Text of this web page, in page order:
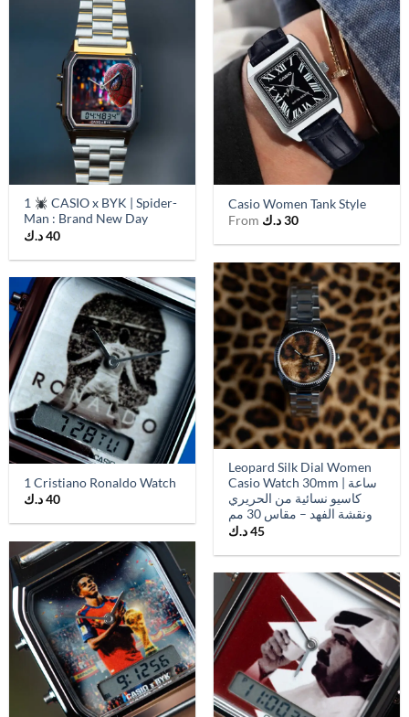
1
CASIO x BYK | Spider-
Man : Brand New Day
40د.ك
Casio Women Tank Style
From
30د.ك
Leopard Silk Dial Women
Casio Watch 30mm | ساعة
كاسيو نسائية من الحريري
ونقشة الفهد – مقاس 30 مم
45د.ك
1 Cristiano Ronaldo Watch
40د.ك